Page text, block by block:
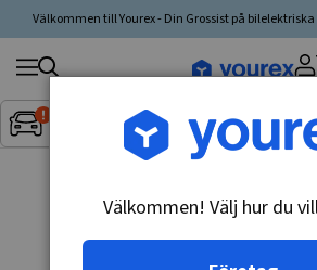
Välkommen till Yourex - Din Grossist på bilelektriska
Inget fordon valt▼
Sök
produkt,
tillverkare,
Välkommen! Välj hur du